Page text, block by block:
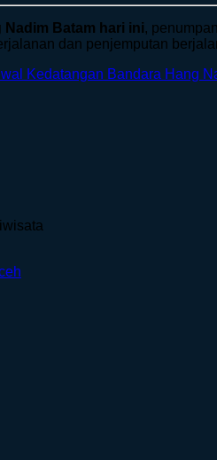
Batam hari ini,
dan penjemputan
Kedatangan Bandara Hang